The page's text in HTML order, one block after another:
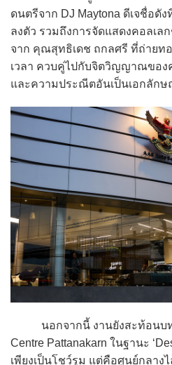
ดนตรีจาก DJ Maytona ดีเจชื่อดั
ลงตัว รวมถึงการจัดแสดงคอลเล
จาก คุณสุทธิเดช ถกลศรี ที่ถ่ายท
เวลา ควบคู่ไปกับจิตวิญญาณของ
และความประณีตอันเป็นเอกลัก
นอกจากนี้ งานยังสะท้อนบท
Centre Pattanakarn ในฐานะ
เพียงเป็นโชว์รูม แต่คือศูนย์กลาง